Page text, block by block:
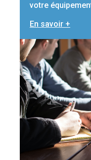
votre
En savoir +